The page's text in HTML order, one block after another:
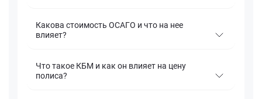
Какова стоимость ОСАГО и что на нее
влияет?
Что такое КБМ и как он влияет на цену
полиса?